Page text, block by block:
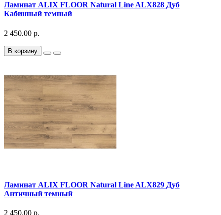
Ламинат ALIX FLOOR Natural Line ALX828 Дуб
Кабинный темный
2 450.00 р.
В корзину
Ламинат ALIX FLOOR Natural Line ALX829 Дуб
Античный темный
2 450.00 р.